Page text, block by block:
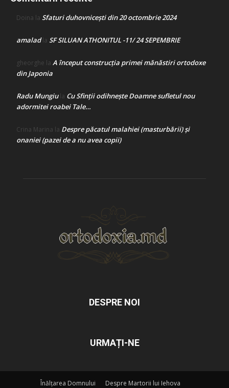
Doina la Sfaturi duhovnicești din 20 octombrie 2024
amaladla SF SILUAN ATHONITUL -11/ 24 SEPEMBRIE
gheorghe la A început construcţia primei mănăstiri ortodoxe
din Japonia
Radu Mungiula Cu Sfinții odihnește Doamne sufletul nou
adormitei roabei Tale…
Crina Marina la Despre păcatul malahiei (masturbării) şi
onaniei (pazei de a nu avea copii)
DESPRE NOI
URMAȚI-NE
Înălțarea Domnului Despre Martorii lui Iehova